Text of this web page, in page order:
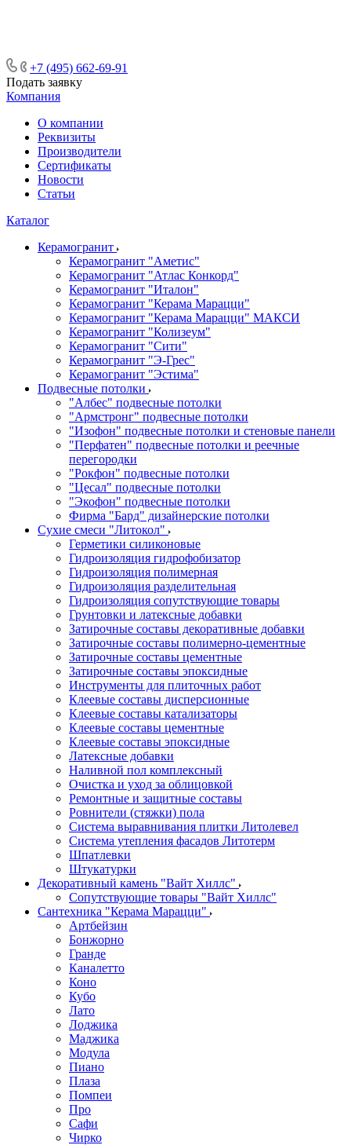
+7 (495) 662-69-91
Подать заявку
Компания
О компании
Реквизиты
Производители
Сертификаты
Новости
Статьи
Каталог
Керамогранит
Керамогранит "Аметис"
Керамогранит "Атлас Конкорд"
Керамогранит "Италон"
Керамогранит "Керама Марацци"
Керамогранит "Керама Марацци" МАКСИ
Керамогранит "Колизеум"
Керамогранит "Сити"
Керамогранит "Э-Грес"
Керамогранит "Эстима"
Подвесные потолки
"Албес" подвесные потолки
"Армстронг" подвесные потолки
"Изофон" подвесные потолки и стеновые панели
"Перфатен" подвесные потолки и реечные
перегородки
"Рокфон" подвесные потолки
"Цесал" подвесные потолки
"Экофон" подвесные потолки
Фирма "Бард" дизайнерские потолки
Сухие смеси "Литокол"
Герметики силиконовые
Гидроизоляция гидрофобизатор
Гидроизоляция полимерная
Гидроизоляция разделительная
Гидроизоляция сопутствующие товары
Грунтовки и латексные добавки
Затирочные составы декоративные добавки
Затирочные составы полимерно-цементные
Затирочные составы цементные
Затирочные составы эпоксидные
Инструменты для плиточных работ
Клеевые составы дисперсионные
Клеевые составы катализаторы
Клеевые составы цементные
Клеевые составы эпоксидные
Латексные добавки
Наливной пол комплексный
Очистка и уход за облицовкой
Ремонтные и защитные составы
Ровнители (стяжки) пола
Система выравнивания плитки Литолевел
Система утепления фасадов Литотерм
Шпатлевки
Штукатурки
Декоративный камень "Вайт Хиллс"
Сопутствующие товары "Вайт Хиллс"
Сантехника "Керама Марацци"
Артбейзин
Бонжорно
Гранде
Каналетто
Коно
Кубо
Лато
Лоджика
Маджика
Модула
Пиано
Плаза
Помпеи
Про
Сафи
Чирко